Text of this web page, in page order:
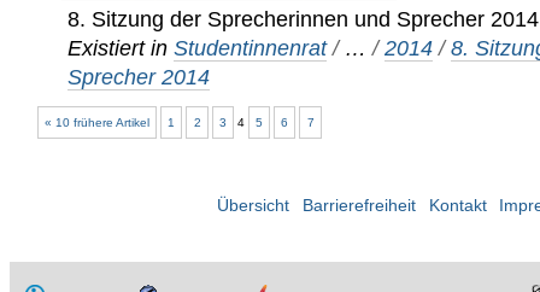
8. Sitzung der Sprecherinnen und Sprecher 2014
Existiert in Studentinnenrat / …/2014 /8.
Sprecher 2014
« 10 frühere Artikel 1 2 3 4 5 6 7
Übersicht Barrierefreiheit Kontakt